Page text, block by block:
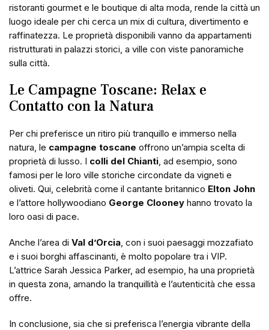
ristoranti gourmet e le boutique di alta moda, rende la città un
luogo ideale per chi cerca un mix di cultura, divertimento e
raffinatezza. Le proprietà disponibili vanno da appartamenti
ristrutturati in palazzi storici, a ville con viste panoramiche
sulla città.
Le Campagne Toscane: Relax e
Contatto con la Natura
Per chi preferisce un ritiro più tranquillo e immerso nella
natura, le campagne toscane offrono un’ampia scelta di
proprietà di lusso. I colli del Chianti, ad esempio, sono
famosi per le loro ville storiche circondate da vigneti e
oliveti. Qui, celebrità come il cantante britannico Elton John
e l’attore hollywoodiano George Clooney hanno trovato la
loro oasi di pace.
Anche l’area di Val d’Orcia, con i suoi paesaggi mozzafiato
e i suoi borghi affascinanti, è molto popolare tra i VIP.
L’attrice Sarah Jessica Parker, ad esempio, ha una proprietà
in questa zona, amando la tranquillità e l’autenticità che essa
offre.
In conclusione, sia che si preferisca l’energia vibrante della